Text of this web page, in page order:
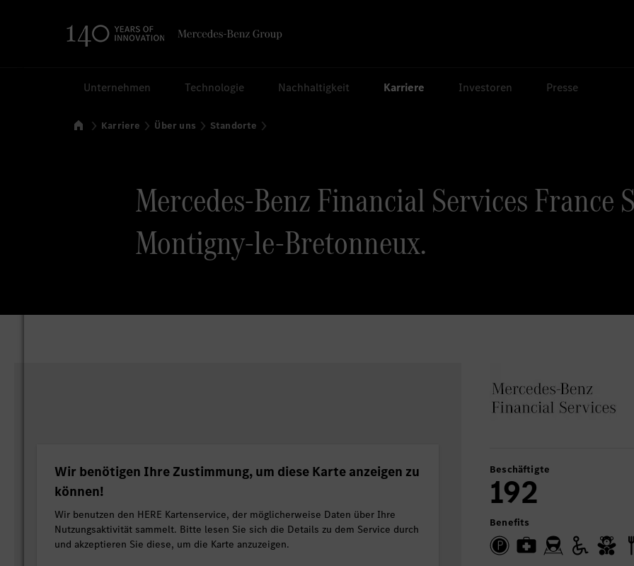
Unternehmen Technologie Nachhaltigkeit Karriere Investoren Presse
Startseite
Karriere Über uns Standorte
Mercedes-Benz Financial Services France
Montigny-le-Bretonneux.
Wir benötigen Ihre Zustimmung, um diese Karte anzeigen zu
können!
Wir benutzen den HERE Kartenservice, der möglicherweise Daten über Ihre
Nutzungsaktivität sammelt. Bitte lesen Sie sich die Details zu dem Service durch
und akzeptieren Sie diese, um die Karte anzuzeigen.
Beschäftigte
192
Benefits